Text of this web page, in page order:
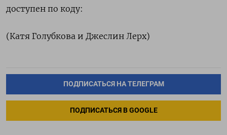
доступен по ‌коду:
(Катя Голубкова и Джеслин Лерх)
ПОДПИСАТЬСЯ НА ТЕЛЕГРАМ
ПОДПИСАТЬСЯ В GOOGLE